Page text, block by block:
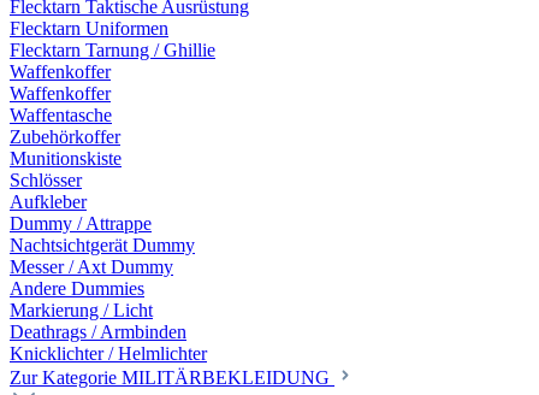
Flecktarn Taktische Ausrüstung
Flecktarn Uniformen
Flecktarn Tarnung / Ghillie
Waffenkoffer
Waffenkoffer
Waffentasche
Zubehörkoffer
Munitionskiste
Schlösser
Aufkleber
Dummy / Attrappe
Nachtsichtgerät Dummy
Messer / Axt Dummy
Andere Dummies
Markierung / Licht
Deathrags / Armbinden
Knicklichter / Helmlichter
Zur Kategorie MILITÄRBEKLEIDUNG